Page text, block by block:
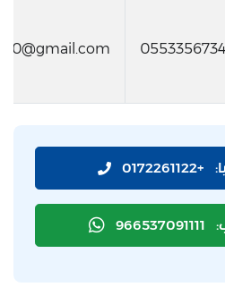
0553356734
+0172261122
966537091111